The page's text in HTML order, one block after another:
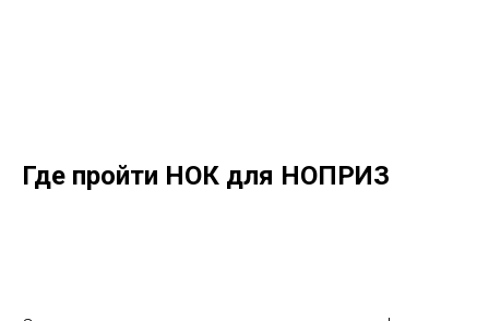
Где пройти НОК для НОПРИЗ